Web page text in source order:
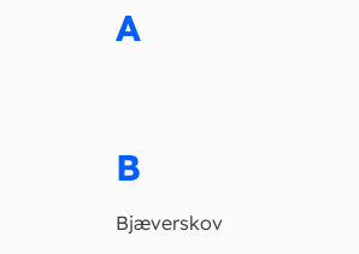
A
B
Bjæverskov